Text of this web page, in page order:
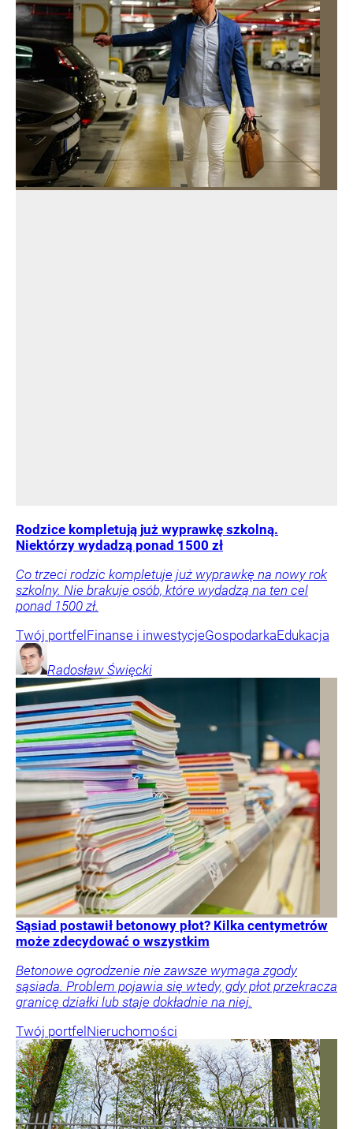
Rodzice kompletują już wyprawkę szkolną.
Niektórzy wydadzą ponad 1500 zł
Co trzeci rodzic kompletuje już wyprawkę na nowy rok
szkolny. Nie brakuje osób, które wydadzą na ten cel
ponad 1500 zł.
Twój portfelFinanse i inwestycjeGospodarkaEdukacja
Radosław Święcki
Sąsiad postawił betonowy płot? Kilka centymetrów
może zdecydować o wszystkim
Betonowe ogrodzenie nie zawsze wymaga zgody
sąsiada. Problem pojawia się wtedy, gdy płot przekracza
granicę działki lub staje dokładnie na niej.
Twój portfelNieruchomości